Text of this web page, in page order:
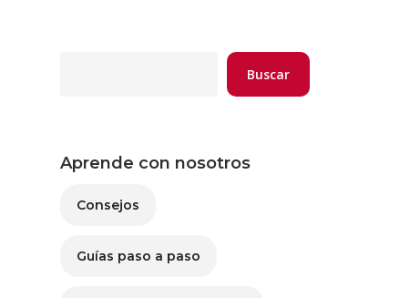
Buscar
Aprende con nosotros
Consejos
Guías paso a paso